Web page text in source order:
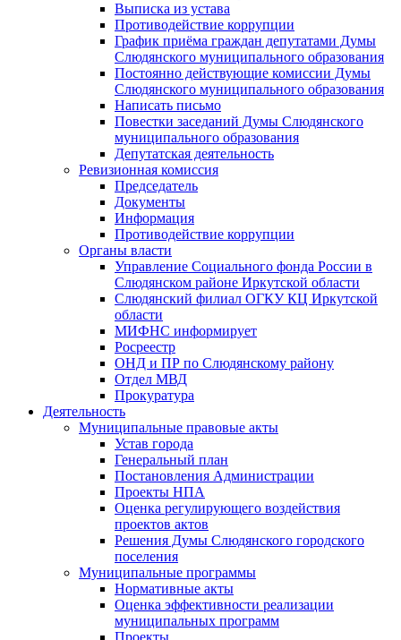
Выписка из устава
Противодействие коррупции
График приёма граждан депутатами Думы
Слюдянского муниципального образования
Постоянно действующие комиссии Думы
Слюдянского муниципального образования
Написать письмо
Повестки заседаний Думы Слюдянского
муниципального образования
Депутатская деятельность
Ревизионная комиссия
Председатель
Документы
Информация
Противодействие коррупции
Органы власти
Управление Социального фонда России в
Слюдянском районе Иркутской области
Слюдянский филиал ОГКУ КЦ Иркутской
области
МИФНС информирует
Росреестр
ОНД и ПР по Слюдянскому району
Отдел МВД
Прокуратура
Деятельность
Муниципальные правовые акты
Устав города
Генеральный план
Постановления Администрации
Проекты НПА
Оценка регулирующего воздействия
проектов актов
Решения Думы Слюдянского городского
поселения
Муниципальные программы
Нормативные акты
Оценка эффективности реализации
муниципальных программ